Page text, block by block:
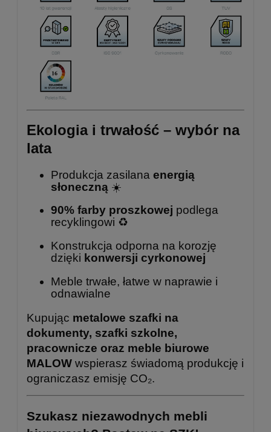
Ekologia i trwałość – wybór na
lata
Produkcja zasilana energią
słoneczną ☀️
90% farby proszkowej podlega
recyklingowi ♻️
Konstrukcja odporna na korozję
dzięki konwersji cyrkonowej
Meble trwałe, łatwe w naprawie i
odnawialne
Kupując metalowe szafki na
dokumenty, szafki szkolne,
pracownicze oraz meble biurowe
MALOW wspierasz świadomą produkcję i
ograniczasz emisję CO₂.
Szukasz niezawodnych mebli